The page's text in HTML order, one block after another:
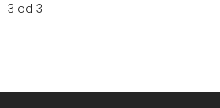
3 od 3